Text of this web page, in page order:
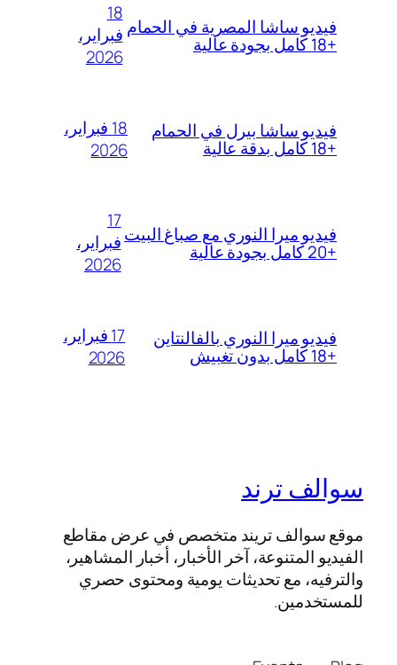
فيديو ساشا المصرية في الحمام
+18 كامل بجودة عالية
18
فبراير،
2026
فيديو ساشا بيرل في الحمام
+18 كامل بدقة عالية
18 فبراير،
2026
فيديو ميرا النوري مع صباغ البيت
+20 كامل بجودة عالية
17
فبراير،
2026
فيديو ميرا النوري بالفالنتاين
+18 كامل بدون تغبيش
17 فبراير،
2026
سوالف ترند
موقع سوالف تريند متخصص في عرض مقاطع
الفيديو المتنوعة، آخر الأخبار، أخبار المشاهير،
والترفيه، مع تحديثات يومية ومحتوى حصري
للمستخدمين.